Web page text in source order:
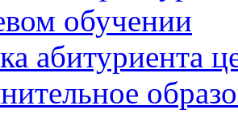
обучении
абитуриента